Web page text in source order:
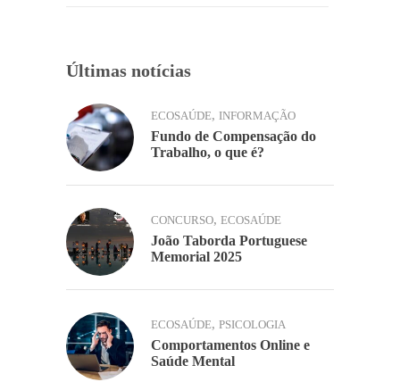
Últimas notícias
ECOSAÚDE, INFORMAÇÃO
Fundo de Compensação do
Trabalho, o que é?
CONCURSO, ECOSAÚDE
João Taborda Portuguese
Memorial 2025
ECOSAÚDE, PSICOLOGIA
Comportamentos Online e
Saúde Mental